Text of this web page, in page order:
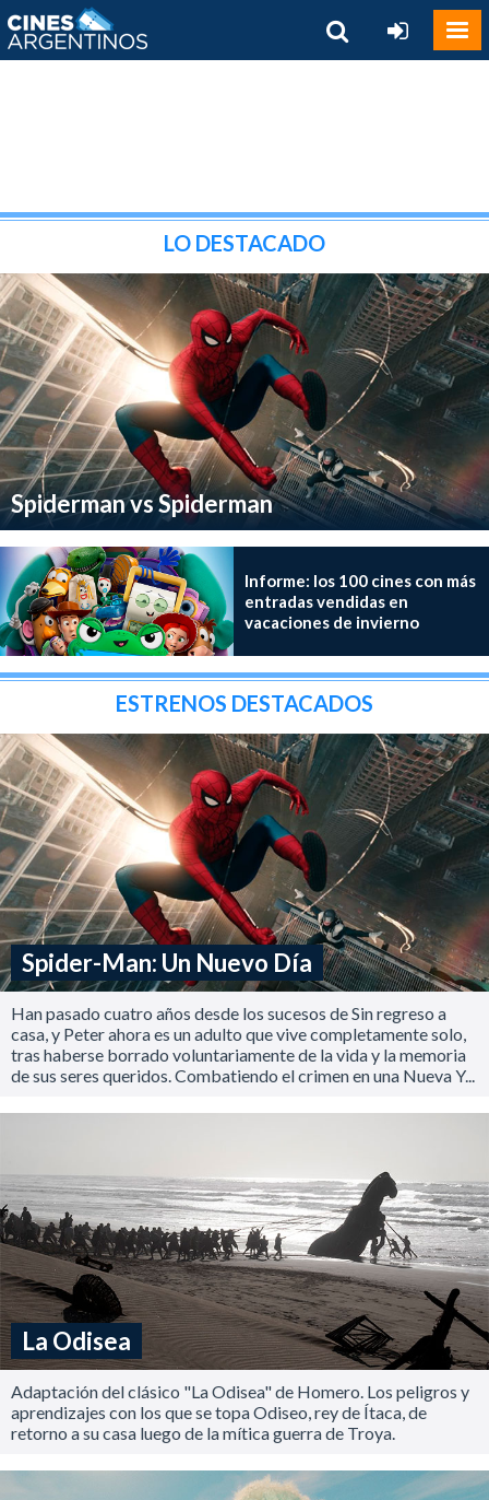
LO DESTACADO
Spiderman vs Spiderman
Informe: los 100 cines con más
entradas vendidas en
vacaciones de invierno
ESTRENOS DESTACADOS
Spider-Man: Un Nuevo Día
Han pasado cuatro años desde los sucesos de Sin regreso a
casa, y Peter ahora es un adulto que vive completamente solo,
tras haberse borrado voluntariamente de la vida y la memoria
de sus seres queridos. Combatiendo el crimen en una Nueva Y...
La Odisea
Adaptación del clásico "La Odisea" de Homero. Los peligros y
aprendizajes con los que se topa Odiseo, rey de Ítaca, de
retorno a su casa luego de la mítica guerra de Troya.